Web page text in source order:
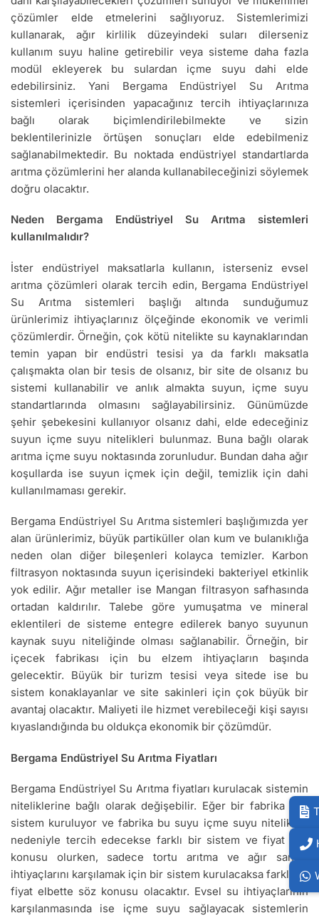
çözümler elde etmelerini sağlıyoruz. Sistemlerimizi
kullanarak, ağır kirlilik düzeyindeki suları dilerseniz
kullanım suyu haline getirebilir veya sisteme daha fazla
modül ekleyerek bu sulardan içme suyu dahi elde
edebilirsiniz. Yani Bergama Endüstriyel Su Arıtma
sistemleri içerisinden yapacağınız tercih ihtiyaçlarınıza
bağlı olarak biçimlendirilebilmekte ve sizin
beklentilerinizle örtüşen sonuçları elde edebilmeniz
sağlanabilmektedir. Bu noktada endüstriyel standartlarda
arıtma çözümlerini her alanda kullanabileceğinizi söylemek
doğru olacaktır.
Neden Bergama Endüstriyel Su Arıtma sistemleri
kullanılmalıdır?
İster endüstriyel maksatlarla kullanın, isterseniz evsel
arıtma çözümleri olarak tercih edin, Bergama Endüstriyel
Su Arıtma sistemleri başlığı altında sunduğumuz
ürünlerimiz ihtiyaçlarınız ölçeğinde ekonomik ve verimli
çözümlerdir. Örneğin, çok kötü nitelikte su kaynaklarından
temin yapan bir endüstri tesisi ya da farklı maksatla
çalışmakta olan bir tesis de olsanız, bir site de olsanız bu
sistemi kullanabilir ve anlık almakta suyun, içme suyu
standartlarında olmasını sağlayabilirsiniz. Günümüzde
şehir şebekesini kullanıyor olsanız dahi, elde edeceğiniz
suyun içme suyu nitelikleri bulunmaz. Buna bağlı olarak
arıtma içme suyu noktasında zorunludur. Bundan daha ağır
koşullarda ise suyun içmek için değil, temizlik için dahi
kullanılmaması gerekir.
Bergama Endüstriyel Su Arıtma sistemleri başlığımızda yer
alan ürünlerimiz, büyük partiküller olan kum ve bulanıklığa
neden olan diğer bileşenleri kolayca temizler. Karbon
filtrasyon noktasında suyun içerisindeki bakteriyel etkinlik
yok edilir. Ağır metaller ise Mangan filtrasyon safhasında
ortadan kaldırılır. Talebe göre yumuşatma ve mineral
eklentileri de sisteme entegre edilerek banyo suyunun
kaynak suyu niteliğinde olması sağlanabilir. Örneğin, bir
içecek fabrikası için bu elzem ihtiyaçların başında
gelecektir. Büyük bir turizm tesisi veya sitede ise bu
sistem konaklayanlar ve site sakinleri için çok büyük bir
avantaj olacaktır. Maliyeti ile hizmet verebileceği kişi sayısı
kıyaslandığında bu oldukça ekonomik bir çözümdür.
Bergama Endüstriyel Su Arıtma Fiyatları
Bergama Endüstriyel Su Arıtma fiyatları kurulacak sistemin
niteliklerine bağlı olarak değişebilir. Eğer bir fabrika için
sistem kuruluyor ve fabrika bu suyu içme suyu nitelikleri
nedeniyle tercih edecekse farklı bir sistem ve fiyat söz
konusu olurken, sadece tortu arıtma ve ağır sanayi
ihtiyaçlarını karşılamak için bir sistem kurulacaksa farklı bir
fiyat elbette söz konusu olacaktır. Evsel su ihtiyaçlarının
karşılanmasında ise içme suyu sağlayacak sistemlerin